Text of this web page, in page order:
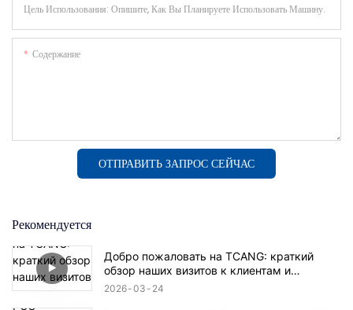
Цель Использования: Опишите, Как Вы Планируете Использовать Машину.
Содержание
ОТПРАВИТЬ ЗАПРОС СЕЙЧАС
Рекомендуется
Добро пожаловать на TCANG: краткий
обзор наших визитов к клиентам и
производственных достижений.
2026 03 24